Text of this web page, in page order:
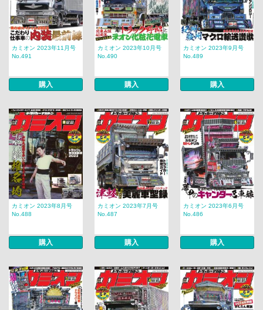
カミオン 2023年11月号
No.491
購入
カミオン 2023年10月号
No.490
購入
カミオン 2023年9月号
No.489
購入
カミオン 2023年8月号
No.488
購入
カミオン 2023年7月号
No.487
購入
カミオン 2023年6月号
No.486
購入